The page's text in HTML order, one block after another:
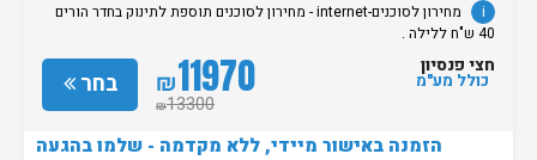
i
מחירון לסוכנים-internet - מחירון לסוכנים תוספת לתינוק בחדר הורים
40 ש"ח ללילה .
בחר ₪11970
₪13300
חצי פנסיון
כולל מע"מ
הזמנה באישור מיידי, ללא מקדמה - שלמו בהגעה